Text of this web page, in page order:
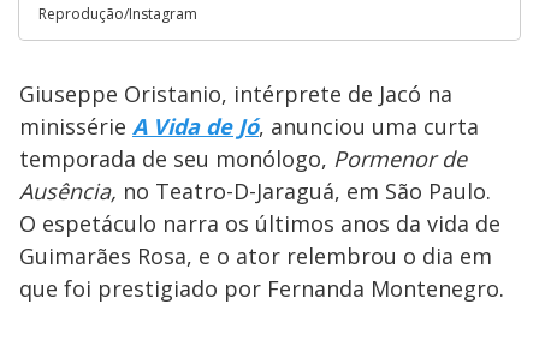
Reprodução/Instagram
Giuseppe Oristanio, intérprete de Jacó na
minissérie A Vida de Jó, anunciou uma curta
temporada de seu monólogo, Pormenor de
Ausência, no Teatro-D-Jaraguá, em São Paulo.
O espetáculo narra os últimos anos da vida de
Guimarães Rosa, e o ator relembrou o dia em
que foi prestigiado por Fernanda Montenegro.